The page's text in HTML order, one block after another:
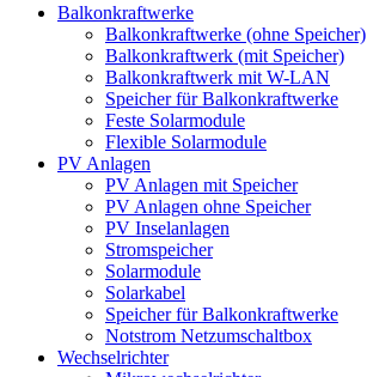
Balkonkraftwerke
Balkonkraftwerke (ohne Speicher)
Balkonkraftwerk (mit Speicher)
Balkonkraftwerk mit W-LAN
Speicher für Balkonkraftwerke
Feste Solarmodule
Flexible Solarmodule
PV Anlagen
PV Anlagen mit Speicher
PV Anlagen ohne Speicher
PV Inselanlagen
Stromspeicher
Solarmodule
Solarkabel
Speicher für Balkonkraftwerke
Notstrom Netzumschaltbox
Wechselrichter